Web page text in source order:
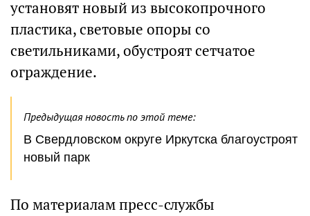
установят новый из высокопрочного
пластика, световые опоры со
светильниками, обустроят сетчатое
ограждение.
Предыдущая новость по этой теме:
В Свердловском округе Иркутска благоустроят
новый парк
По материалам пресс-службы